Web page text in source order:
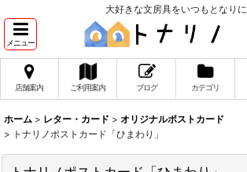
大好きな文房具をいつもとなりに
メニュー
店舗案内 ご利用案内 ブログ カテゴリ
ホーム > レター・カード > オリジナルポストカード
> トナリノポストカード「ひまわり」